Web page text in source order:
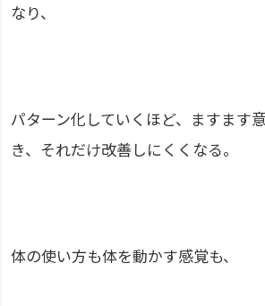
なり、
パターン化していくほど、ますます
き、それだけ改善しにくくなる。
体の使い方も体を動かす感覚も、